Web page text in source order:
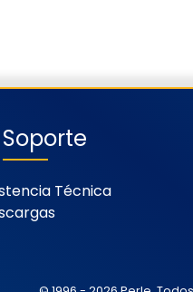
Soporte
Técnica